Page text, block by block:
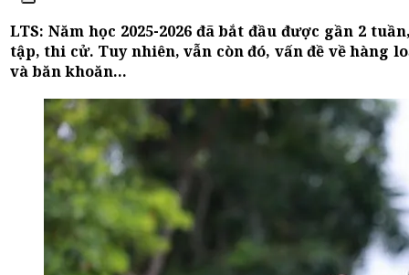
LTS: Năm học 2025-2026 đã bắt đầu được gần 2
tập, thi cử. Tuy nhiên, vẫn còn đó, vấn đề về hàng
và băn khoăn...